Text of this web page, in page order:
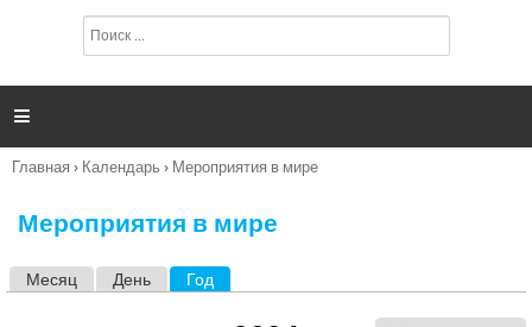
п
и

Вы
Главная › Календарь › Мероприятия в мире
Мероприятия в мире
Месяц День Год